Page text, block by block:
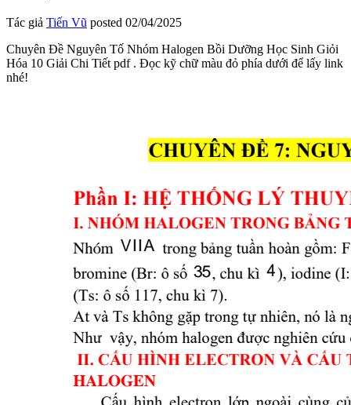
Tác giả Tiến Vũ posted 02/04/2025
Chuyên Đề Nguyên Tố Nhóm Halogen Bồi Dưỡng Học Sinh Giỏi
Hóa 10 Giải Chi Tiết pdf . Đọc kỹ chữ màu đỏ phía dưới để lấy link
nhé!